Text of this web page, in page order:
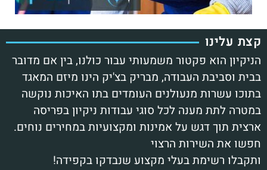
עלינו
הוא פקטור משמעותי עבור כולנו, בין אם מדובר
וסביבת העבודה, מבריק בצ'יק הינו מיזם המאגד
עשרות מנעולנים העומדים בתו האיכות נוקשה
לתת מענה לכל סוגי עבודות ניקיון בפריסה
תוך דגש על אמינות ומקצועיות במחירים נוחים.
את השירות הרצוי
רשימת בעלי מקצוע שנבדקו בקפידה!